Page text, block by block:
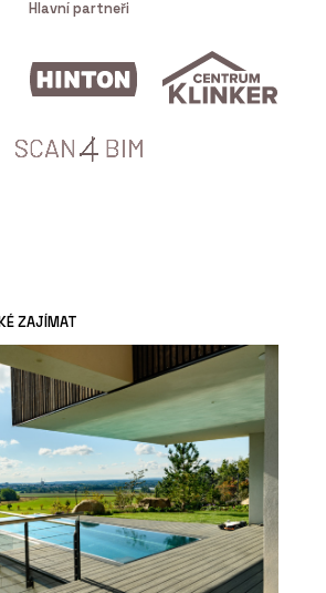
Hlavní partneři
ZAJÍMAT